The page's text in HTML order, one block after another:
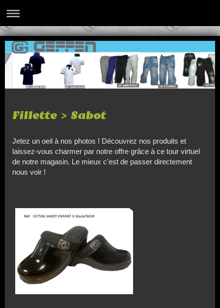
Fillette > Sabot
Jetez un oeil à nos photos ! Découvrez nos produits et
laissez-vous charmer par notre offre grâce à ce tour virtuel
de notre magasin. Le mieux c'est de passer directement
nous voir !